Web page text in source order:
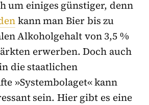
um einiges günstiger, denn
kann man Bier bis zu
Alkoholgehalt von 3,5 %
erwerben. Doch auch
die staatlichen
»Systembolaget« kann
sein. Hier gibt es eine